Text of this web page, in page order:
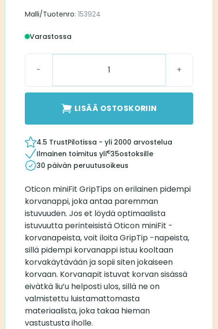
Malli/Tuotenro: 153924
Varastossa
Grip Tip set, MFIT L small no-vent 2 pcs määrä
LISÄÄ OSTOSKORIIN
4.5 TrustPilotissa - yli 2000 arvostelua
Ilmainen toimitus yli€35ostoksille
30 päivän peruutusoikeus
Oticon miniFit GripTips on erilainen pidempi
korvanappi, joka antaa paremman
istuvuuden. Jos et löydä optimaalista
istuvuutta perinteisistä Oticon miniFit -
korvanapeista, voit iloita GripTip -napeista,
sillä pidempi korvanappi istuu kooltaan
korvakäytävään ja sopii siten jokaiseen
korvaan. Korvanapit istuvat korvan sisässä
eivätkä liu’u helposti ulos, sillä ne on
valmistettu luistamattomasta
materiaalista, joka takaa hieman
vastustusta iholle.